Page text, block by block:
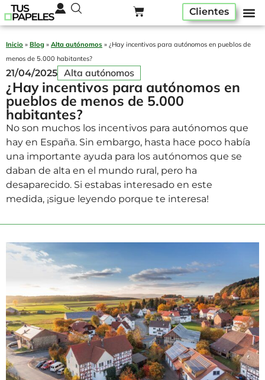
Clientes
Inicio » Blog » Alta autónomos » ¿Hay incentivos para autónomos en pueblos de
menos de 5.000 habitantes?
21/04/2025 Alta autónomos
¿Hay incentivos para autónomos en
pueblos de menos de 5.000
habitantes?
No son muchos los incentivos para autónomos que
hay en España. Sin embargo, hasta hace poco había
una importante ayuda para los autónomos que se
daban de alta en el mundo rural, pero ha
desaparecido. Si estabas interesado en este
medida, ¡sigue leyendo porque te interesa!